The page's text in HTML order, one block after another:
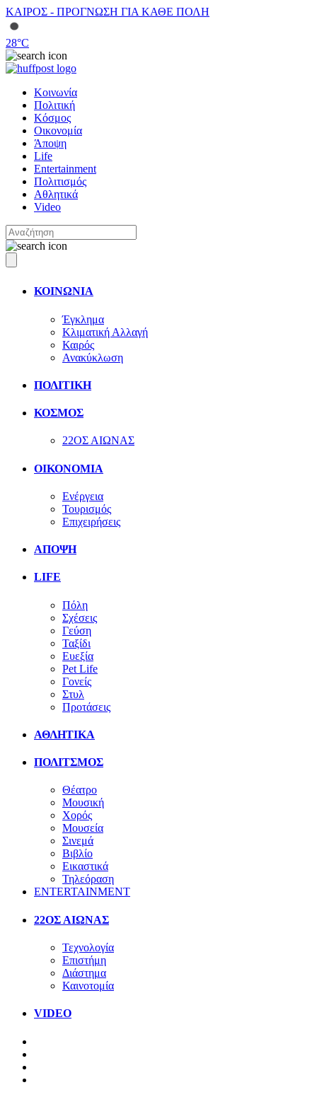
ΚΑΙΡΟΣ - ΠΡΟΓΝΩΣΗ ΓΙΑ ΚΑΘΕ ΠΟΛΗ
28°C
Κοινωνία
Πολιτική
Κόσμος
Οικονομία
Άποψη
Life
Entertainment
Πολιτισμός
Αθλητικά
Video
ΚΟΙΝΩΝΙΑ
Έγκλημα
Κλιματική Αλλαγή
Καιρός
Ανακύκλωση
ΠΟΛΙΤΙΚΗ
ΚΟΣΜΟΣ
22ΟΣ ΑΙΩΝΑΣ
ΟΙΚΟΝΟΜΙΑ
Ενέργεια
Τουρισμός
Επιχειρήσεις
ΑΠΟΨΗ
LIFE
Πόλη
Σχέσεις
Γεύση
Ταξίδι
Ευεξία
Pet Life
Γονείς
Στυλ
Προτάσεις
ΑΘΛΗΤΙΚΑ
ΠΟΛΙΤΣΜΟΣ
Θέατρο
Μουσική
Χορός
Μουσεία
Σινεμά
Βιβλίο
Εικαστικά
Τηλεόραση
ENTERTAINMENT
22ΟΣ ΑΙΩΝΑΣ
Τεχνολογία
Επιστήμη
Διάστημα
Καινοτομία
VIDEO